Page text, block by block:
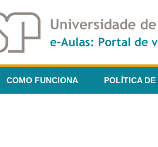
COMO FUNCIONA POLÍTICA DE